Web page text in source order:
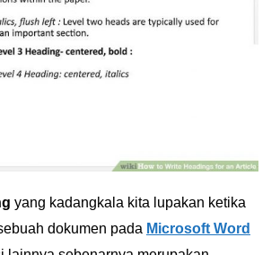
yang kadangkala kita lupakan ketika
dokumen pada Microsoft Word